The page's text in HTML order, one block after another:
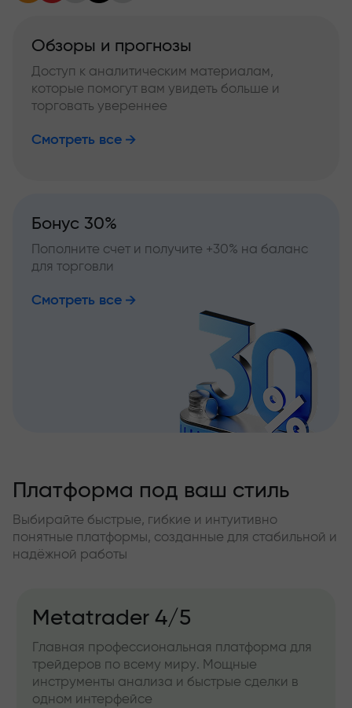
Обзоры и прогнозы
Доступ к аналитическим материалам,
которые помогут вам увидеть больше и
торговать увереннее
Смотреть все
Бонус 30%
Пополните счет и получите +30% на баланс
для торговли
Смотреть все
Платформа под ваш стиль
Выбирайте быстрые, гибкие и интуитивно
понятные платформы, созданные для стабильной и
надёжной работы
Metatrader 4/5
Главная профессиональная платформа для
трейдеров по всему миру. Мощные
инструменты анализа и быстрые сделки в
одном интерфейсе